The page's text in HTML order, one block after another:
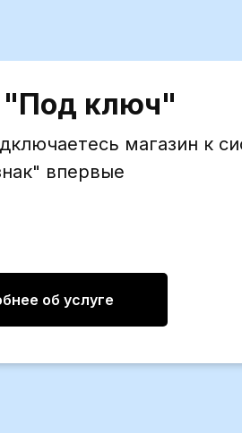
"Под ключ"
магазин к
впервые
об услуге